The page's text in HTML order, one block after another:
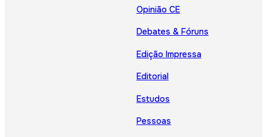
Opinião CE
Debates & Fóruns
Edição Impressa
Editorial
Estudos
Pessoas